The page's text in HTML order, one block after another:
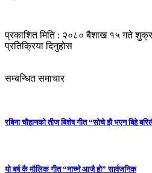
प्रकाशित मिति : २०८० बैशाख १५ गते
प्रतिक्रिया दिनुहोस
सम्बन्धित समाचार
रबिना चौहानको तीज बिशेष गीत “सोचे झै भएन बिहे
यो बर्ष कै मौलिक गीत “नाच्ने आजै हो” सार्वजनिक